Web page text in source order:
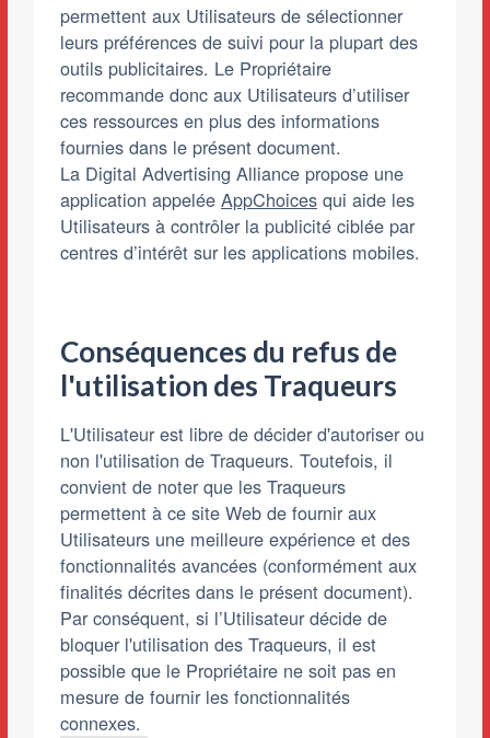
permettent aux Utilisateurs de sélectionner
leurs préférences de suivi pour la plupart des
outils publicitaires. Le Propriétaire
recommande donc aux Utilisateurs d’utiliser
ces ressources en plus des informations
fournies dans le présent document.
La Digital Advertising Alliance propose une
application appelée AppChoices qui aide les
Utilisateurs à contrôler la publicité ciblée par
centres d’intérêt sur les applications mobiles.
Conséquences du refus de
l'utilisation des Traqueurs
L'Utilisateur est libre de décider d'autoriser ou
non l'utilisation de Traqueurs. Toutefois, il
convient de noter que les Traqueurs
permettent à ce site Web de fournir aux
Utilisateurs une meilleure expérience et des
fonctionnalités avancées (conformément aux
finalités décrites dans le présent document).
Par conséquent, si l’Utilisateur décide de
bloquer l'utilisation des Traqueurs, il est
possible que le Propriétaire ne soit pas en
mesure de fournir les fonctionnalités
connexes.